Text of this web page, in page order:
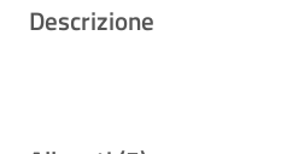
Descrizione